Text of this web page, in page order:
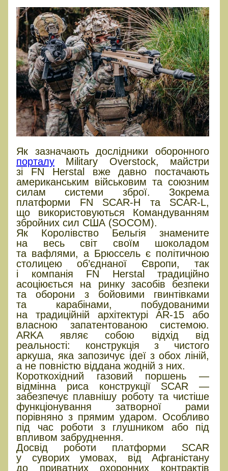
Як зазначають дослідники оборонного
порталу Military Overstock, майстри
зі FN Herstal вже давно постачають
американським військовим та союзним
силам системи зброї. Зокрема
платформи FN SCAR-H та SCAR-L,
що використовуються Командуванням
збройних сил США (SOCOM).
Як Королівство Бельгія знамените
на весь світ своїм шоколадом
та вафлями, а Брюссель є політичною
столицею об’єднаної Європи, так
і компанія FN Herstal традиційно
асоціюється на ринку засобів безпеки
та оборони з бойовими гвинтівками
та карабінами, побудованими
на традиційній архітектурі AR-15 або
власною запатентованою системою.
ARKA являє собою відхід від
реальності: конструкція з чистого
аркуша, яка запозичує ідеї з обох ліній,
а не повністю віддана жодній з них.
Короткохідний газовий поршень —
відмінна риса конструкції SCAR —
забезпечує плавнішу роботу та чистіше
функціонування затворної рами
порівняно з прямим ударом. Особливо
під час роботи з глушником або під
впливом забруднення.
Досвід роботи платформи SCAR
у суворих умовах, від Афганістану
до приватних охоронних контрактів